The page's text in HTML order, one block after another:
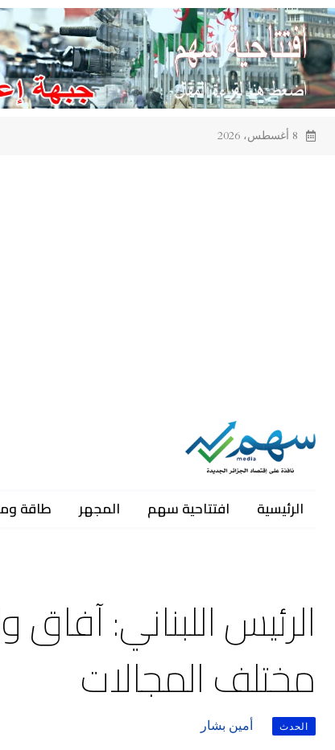
Skip
to
content
8 أغسطس، 2026
الرئيسية افتتاحية سهم المجهر طاقة
الرئيس اللبناني:
مختلف المجالات
الحدث أمين بشار